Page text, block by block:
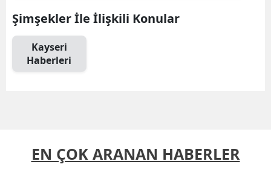
Şimşekler İle İlişkili Konular
Kayseri
Haberleri
EN ÇOK ARANAN HABERLER